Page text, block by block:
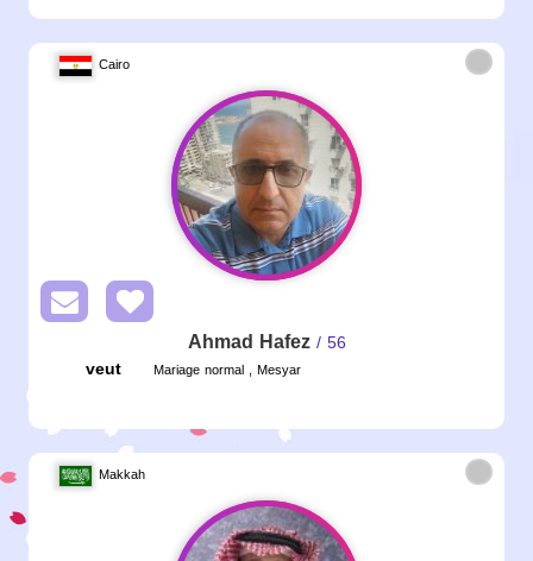
Cairo
Ahmad Hafez / 56
veut
Mariage normal , Mesyar
Makkah